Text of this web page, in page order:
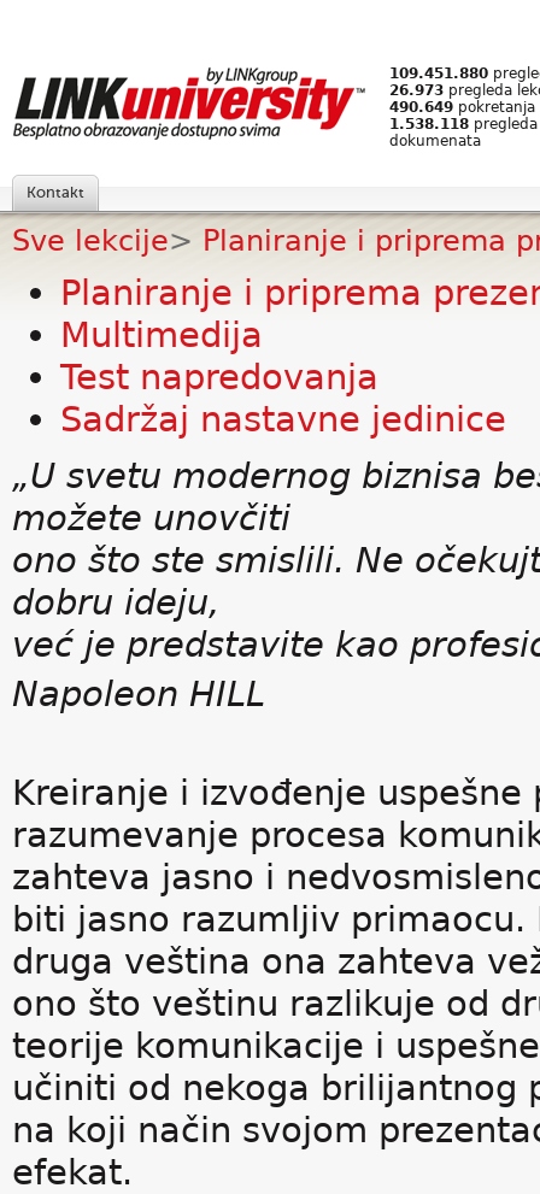
109.451.880
26.973 pregleda
490.649 pokretanja
1.538.118
dokumenata
Kontakt
Sve lekcije> Planiranje i priprema
Planiranje i priprema
Multimedija
Test napredovanja
Sadržaj nastavne jedinice
„U svetu modernog biznisa
možete unovčiti
ono što ste smislili. Ne
dobru ideju,
već je predstavite kao
Napoleon HILL
Kreiranje i izvođenje
razumevanje procesa
zahteva jasno i
biti jasno razumljiv
druga veština ona zahteva
ono što veštinu razlikuje od
teorije komunikacije i
učiniti od nekoga brilijantnog
na koji način svojom
efekat.